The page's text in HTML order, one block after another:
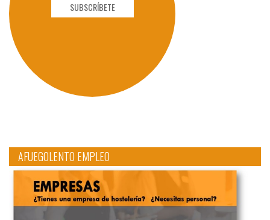
SUBSCRÍBETE
AFUEGOLENTO EMPLEO